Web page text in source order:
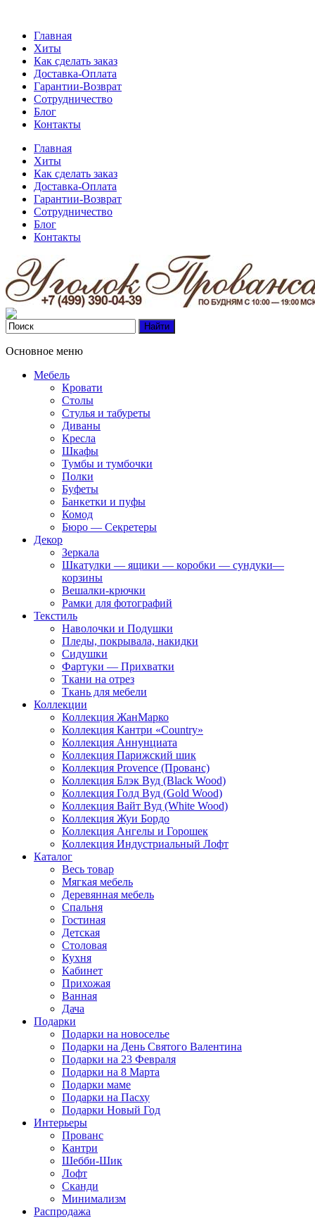
Главная
Хиты
Как сделать заказ
Доставка-Оплата
Гарантии-Возврат
Сотрудничество
Блог
Контакты
Главная
Хиты
Как сделать заказ
Доставка-Оплата
Гарантии-Возврат
Сотрудничество
Блог
Контакты
Основное меню
Мебель
Кровати
Столы
Стулья и табуреты
Диваны
Кресла
Шкафы
Тумбы и тумбочки
Полки
Буфеты
Банкетки и пуфы
Комод
Бюро — Секретеры
Декор
Зеркала
Шкатулки — ящики — коробки — сундуки—
корзины
Вешалки-крючки
Рамки для фотографий
Текстиль
Наволочки и Подушки
Пледы, покрывала, накидки
Сидушки
Фартуки — Прихватки
Ткани на отрез
Ткань для мебели
Коллекции
Коллекция ЖанМарко
Коллекция Кантри «Country»
Коллекция Аннунциата
Коллекция Парижский шик
Коллекция Provence (Прованс)
Коллекция Блэк Вуд (Black Wood)
Коллекция Голд Вуд (Gold Wood)
Коллекция Вайт Вуд (White Wood)
Коллекция Жуи Бордо
Коллекция Ангелы и Горошек
Коллекция Индустриальный Лофт
Каталог
Весь товар
Мягкая мебель
Деревянная мебель
Спальня
Гостиная
Детская
Столовая
Кухня
Кабинет
Прихожая
Ванная
Дача
Подарки
Подарки на новоселье
Подарки на День Святого Валентина
Подарки на 23 Февраля
Подарки на 8 Марта
Подарки маме
Подарки на Пасху
Подарки Новый Год
Интерьеры
Прованс
Кантри
Шебби-Шик
Лофт
Сканди
Минимализм
Распродажа